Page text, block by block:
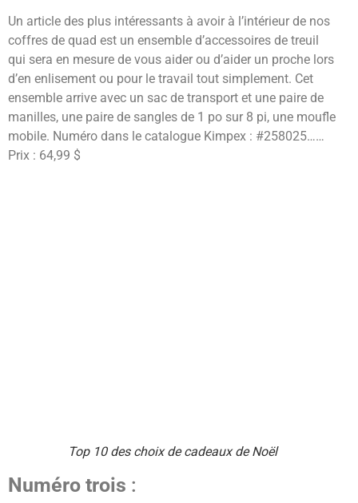
Un article des plus intéressants à avoir à l’intérieur de nos
coffres de quad est un ensemble d’accessoires de treuil
qui sera en mesure de vous aider ou d’aider un proche lors
d’en enlisement ou pour le travail tout simplement. Cet
ensemble arrive avec un sac de transport et une paire de
manilles, une paire de sangles de 1 po sur 8 pi, une moufle
mobile. Numéro dans le catalogue Kimpex : #258025……
Prix : 64,99 $
Top 10 des choix de cadeaux de Noël
Numéro trois :